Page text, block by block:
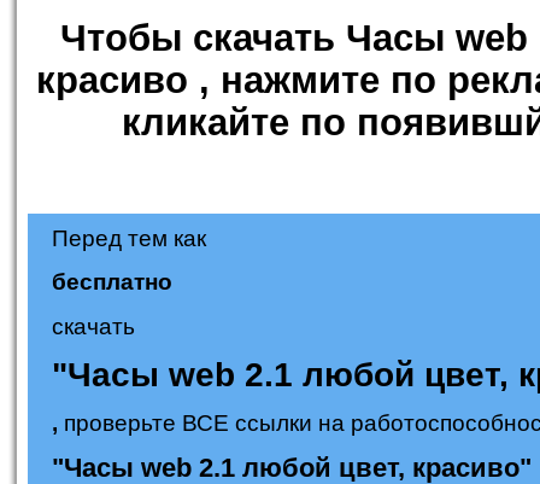
Чтобы скачать Часы
красиво , нажмите по
кликайте по
Перед тем как
бесплатно
скачать
"Часы web 2.1 любой цвет,
, проверьте ВСЕ ссылки на
"Часы web 2.1 любой цвет, красиво"